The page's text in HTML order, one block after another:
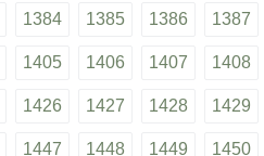
1384 1385 1386 1387
1405 1406 1407 1408
1426 1427 1428 1429
1447 1448 1449 1450